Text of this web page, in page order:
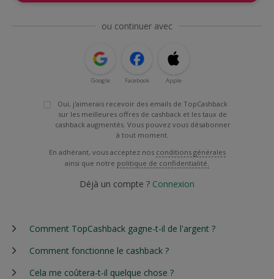
ou continuer avec
Google Facebook Apple
Oui, j'aimerais recevoir des emails de TopCashback
sur les meilleures offres de cashback et les taux de
cashback augmentés. Vous pouvez vous désabonner
à tout moment.
En adhérant, vous acceptez nos conditions générales
ainsi que notre politique de confidentialité.
Déjà un compte ? Connexion
Comment TopCashback gagne-t-il de l'argent ?
Comment fonctionne le cashback ?
Cela me coûtera-t-il quelque chose ?